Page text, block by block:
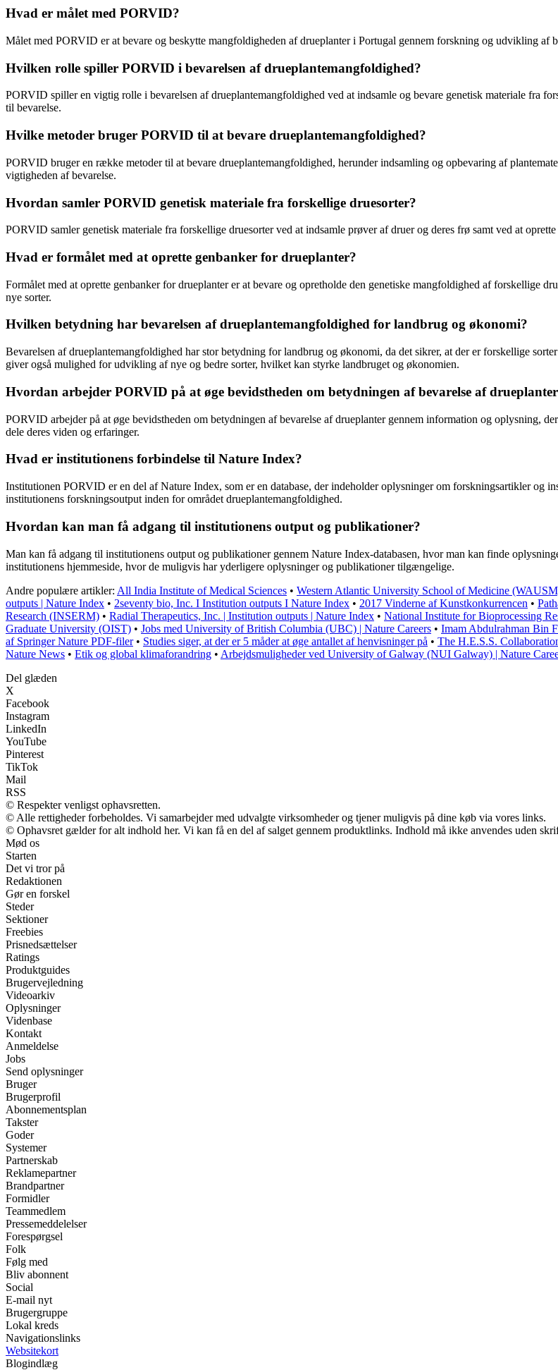
Hvad er målet med PORVID?
Målet med PORVID er at bevare og beskytte mangfoldigheden af drueplanter i Portugal gennem forskning og udvikling af
Hvilken rolle spiller PORVID i bevarelsen af drueplantemangfoldighed?
PORVID spiller en vigtig rolle i bevarelsen af drueplantemangfoldighed ved at indsamle og bevare genetisk materiale fra
til bevarelse.
Hvilke metoder bruger PORVID til at bevare drueplantemangfoldighed?
PORVID bruger en række metoder til at bevare drueplantemangfoldighed, herunder indsamling og opbevaring af
vigtigheden af ​​bevarelse.
Hvordan samler PORVID genetisk materiale fra forskellige druesorter?
PORVID samler genetisk materiale fra forskellige druesorter ved at indsamle prøver af druer og deres frø samt ved at
Hvad er formålet med at oprette genbanker for drueplanter?
Formålet med at oprette genbanker for drueplanter er at bevare og opretholde den genetiske mangfoldighed af forskellige
nye sorter.
Hvilken betydning har bevarelsen af drueplantemangfoldighed for landbrug og økonomi?
Bevarelsen af drueplantemangfoldighed har stor betydning for landbrug og økonomi, da det sikrer, at der er forskellige
giver også mulighed for udvikling af nye og bedre sorter, hvilket kan styrke landbruget og økonomien.
Hvordan arbejder PORVID på at øge bevidstheden om betydningen af ​​bevarelse af
PORVID arbejder på at øge bevidstheden om betydningen af ​​bevarelse af drueplanter gennem information og oplysning,
dele deres viden og erfaringer.
Hvad er institutionens forbindelse til Nature Index?
Institutionen PORVID er en del af Nature Index, som er en database, der indeholder oplysninger om forskningsartikler og
institutionens forskningsoutput inden for området drueplantemangfoldighed.
Hvordan kan man få adgang til institutionens output og publikationer?
Man kan få adgang til institutionens output og publikationer gennem Nature Index-databasen, hvor man kan finde
institutionens hjemmeside, hvor de muligvis har yderligere oplysninger og publikationer tilgængelige.
Andre populære artikler: All India Institute of Medical Sciences • Western Atlantic University School of Medicine
outputs | Nature Index • 2seventy bio, Inc. I Institution outputs I Nature Index • 2017 Vinderne af Kunstkonkurrencen •
Research (INSERM) • Radial Therapeutics, Inc. | Institution outputs | Nature Index • National Institute for Bioprocessing
Graduate University (OIST) • Jobs med University of British Columbia (UBC) | Nature Careers • Imam Abdulrahman Bin
af Springer Nature PDF-filer• Studies siger, at der er 5 måder at øge antallet af henvisninger på • The H.E.S.S.
Nature News • Etik og global klimaforandring • Arbejdsmuligheder ved University of Galway (NUI Galway) | Nature
Del glæden
X
Facebook
Instagram
LinkedIn
YouTube
Pinterest
TikTok
Mail
RSS
© Respekter venligst ophavsretten.
© Alle rettigheder forbeholdes. Vi samarbejder med udvalgte virksomheder og tjener muligvis på dine køb via vores links.
© Ophavsret gælder for alt indhold her. Vi kan få en del af salget gennem produktlinks. Indhold må ikke anvendes uden
Mød os
Starten
Det vi tror på
Redaktionen
Gør en forskel
Steder
Sektioner
Freebies
Prisnedsættelser
Ratings
Produktguides
Brugervejledning
Videoarkiv
Oplysninger
Videnbase
Kontakt
Anmeldelse
Jobs
Send oplysninger
Bruger
Brugerprofil
Abonnementsplan
Takster
Goder
Systemer
Partnerskab
Reklamepartner
Brandpartner
Formidler
Teammedlem
Pressemeddelelser
Forespørgsel
Folk
Følg med
Bliv abonnent
Social
E-mail nyt
Brugergruppe
Lokal kreds
Navigationslinks
Websitekort
Blogindlæg